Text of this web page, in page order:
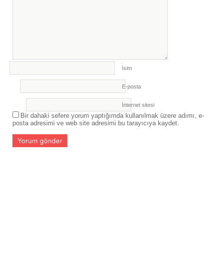
İsim
E-posta
İnternet sitesi
Bir dahaki sefere yorum yaptığımda kullanılmak üzere adımı, e-
posta adresimi ve web site adresimi bu tarayıcıya kaydet.